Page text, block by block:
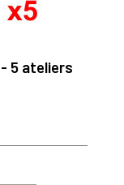
5 ateliers